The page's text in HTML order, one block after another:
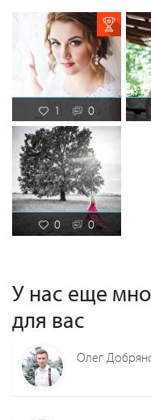
1 0
0 0
У нас еще
для вас
Олег